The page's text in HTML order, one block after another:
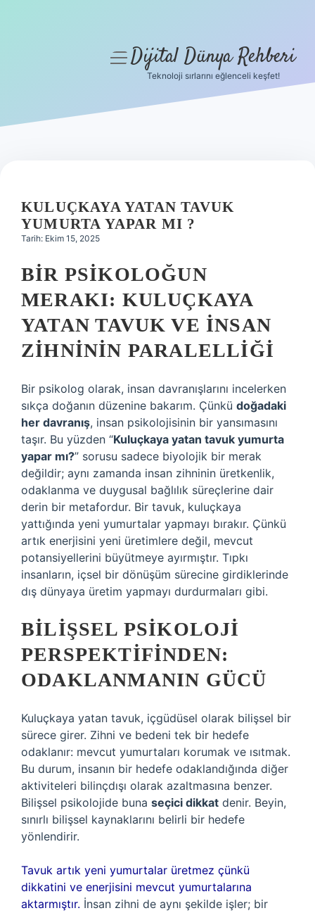
Hakkımızda
menüyüDijital Dünya Rehberi
Teknoloji sırlarını eğlenceli keşfet!
KULUÇKAYA YATAN TAVUK
YUMURTA YAPAR MI ?
Tarih: Ekim 15, 2025
BIR PSIKOLOĞUN
MERAKI: KULUÇKAYA
YATAN TAVUK VE İNSAN
ZIHNININ PARALELLIĞI
Bir psikolog olarak, insan davranışlarını incelerken
sıkça doğanın düzenine bakarım. Çünkü doğadaki
her davranış, insan psikolojisinin bir yansımasını
taşır. Bu yüzden “Kuluçkaya yatan tavuk yumurta
yapar mı?” sorusu sadece biyolojik bir merak
değildir; aynı zamanda insan zihninin üretkenlik,
odaklanma ve duygusal bağlılık süreçlerine dair
derin bir metafordur. Bir tavuk, kuluçkaya
yattığında yeni yumurtalar yapmayı bırakır. Çünkü
artık enerjisini yeni üretimlere değil, mevcut
potansiyellerini büyütmeye ayırmıştır. Tıpkı
insanların, içsel bir dönüşüm sürecine girdiklerinde
dış dünyaya üretim yapmayı durdurmaları gibi.
BILIŞSEL PSIKOLOJI
PERSPEKTIFINDEN:
ODAKLANMANIN GÜCÜ
Kuluçkaya yatan tavuk, içgüdüsel olarak bilişsel bir
sürece girer. Zihni ve bedeni tek bir hedefe
odaklanır: mevcut yumurtaları korumak ve ısıtmak.
Bu durum, insanın bir hedefe odaklandığında diğer
aktiviteleri bilinçdışı olarak azaltmasına benzer.
Bilişsel psikolojide buna seçici dikkat denir. Beyin,
sınırlı bilişsel kaynaklarını belirli bir hedefe
yönlendirir.
Tavuk artık yeni yumurtalar üretmez çünkü
dikkatini ve enerjisini mevcut yumurtalarına
aktarmıştır. İnsan zihni de aynı şekilde işler; bir